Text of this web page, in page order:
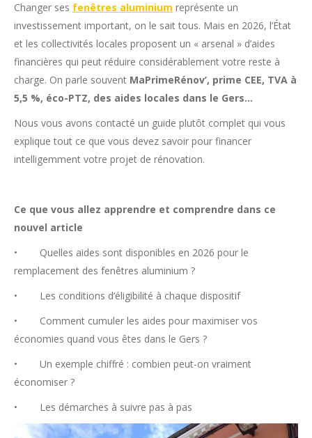
Changer ses fenêtres aluminium représente un
investissement important, on le sait tous. Mais en 2026, l’État
et les collectivités locales proposent un « arsenal » d’aides
financières qui peut réduire considérablement votre reste à
charge. On parle souvent MaPrimeRénov’, prime CEE, TVA à
5,5 %, éco-PTZ, des aides locales dans le Gers…
Nous vous avons contacté un guide plutôt complet qui vous
explique tout ce que vous devez savoir pour financer
intelligemment votre projet de rénovation.
Ce que vous allez apprendre et comprendre dans ce
nouvel article
• Quelles aides sont disponibles en 2026 pour le
remplacement des fenêtres aluminium ?
• Les conditions d’éligibilité à chaque dispositif
• Comment cumuler les aides pour maximiser vos
économies quand vous êtes dans le Gers ?
• Un exemple chiffré : combien peut-on vraiment
économiser ?
• Les démarches à suivre pas à pas